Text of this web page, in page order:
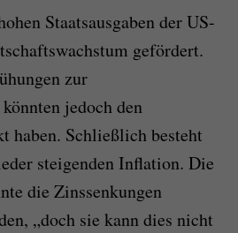
Staatsausgaben der US-
gefördert.
zur
jedoch den
haben. Schließlich besteht
steigenden Inflation. Die
die Zinssenkungen
„doch sie kann dies nicht